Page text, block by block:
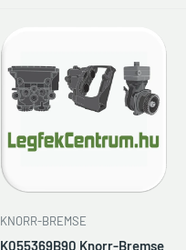
KNORR-BREMSE
K055369B90 Knorr-Bremse